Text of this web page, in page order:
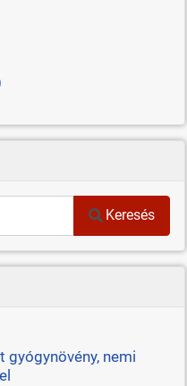
Keresés
nemi